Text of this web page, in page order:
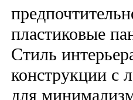
пластиковые
Стиль
конструкции с
для